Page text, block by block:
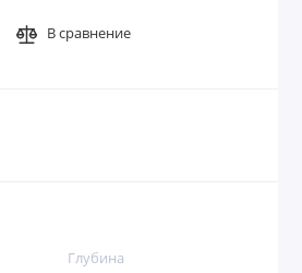
В сравнение
Глубина